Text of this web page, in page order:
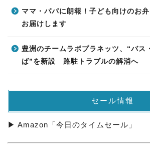
ママ・パパに朗報！子ども向けのお
お届けします
豊洲のチームラボプラネッツ、“バス
ば”を新設 路駐トラブルの解消へ
セール情報
▶ Amazon「今日のタイムセール」